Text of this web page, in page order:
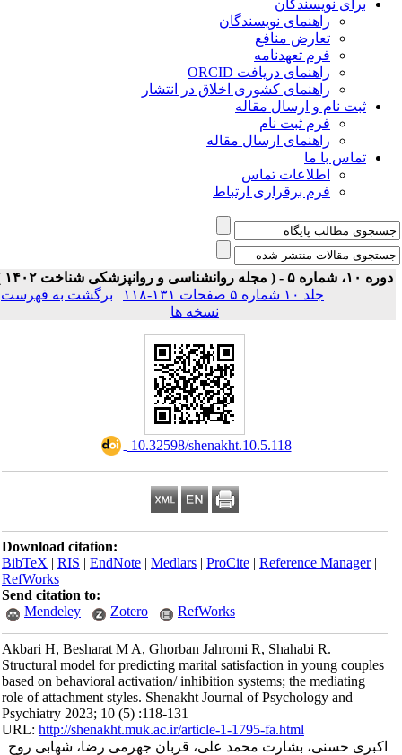
برای نویسندگان
راهنمای نویسندگان
تعارض منافع
فرم تعهدنامه
راهنمای دریافت ORCID
راهنمای کشوری اخلاق در انتشار
ثبت نام و ارسال مقاله
فرم ثبت نام
راهنمای ارسال مقاله
تماس با ما
اطلاعات تماس
فرم برقراری ارتباط
شماره ۵ - ( مجله روانشناسی و روانپزشکی شناخت ۱۴۰۲ )
جلد ۱۰ شماره ۵ صفحات ۱۳۱-۱۱۸
| برگشت به فهرست
نسخه ها
‎ 10.32598/shenakht.10.5.118
Download citation:
BibTeX|RIS|EndNote|Medlars|ProCite|Reference Manager
RefWorks
Send citation to:
Mendeley
Zotero RefWorks
Akbari H, Besharat M A, Ghorban Jahromi R, Shahabi R.
Structural model for predicting marital satisfaction in young couples
based on behavioral activation/ inhibition systems; the mediating
role of attachment styles. Shenakht Journal of Psychology and
Psychiatry 2023; 10 (5) :118-131
URL:http://shenakht.muk.ac.ir/article-1-1795-fa.html
اکبری حسنی، بشارت محمد علی، قربان جهرمی رضا، شهابی روح